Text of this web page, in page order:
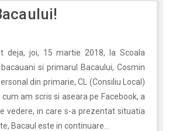
deja, joi, 15 martie 2018, la Scoala
si primarul Bacaului, Cosmin
din primarie, CL (Consiliu Local)
am scris si aseara pe Facebook, a
vedere, in care s-a prezentat situatia
Bacaul este in continuare...